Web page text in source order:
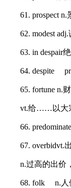
61. prospect n.
62. modest adj.
63. in despair
64. despite
65. fortune n.财
vt.给……以大
66.
67. overbidvt.出
n.过高的出价
68. folk n.人们